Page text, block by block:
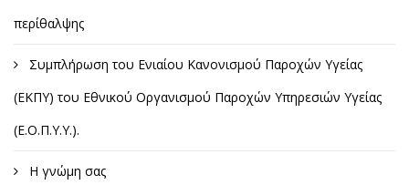
περίθαλψης
Συμπλήρωση του Ενιαίου Κανονισμού Παροχών Υγείας
(ΕΚΠΥ) του Εθνικού Οργανισμού Παροχών Υπηρεσιών Υγείας
(Ε.Ο.Π.Υ.Υ.).
Η γνώμη σας